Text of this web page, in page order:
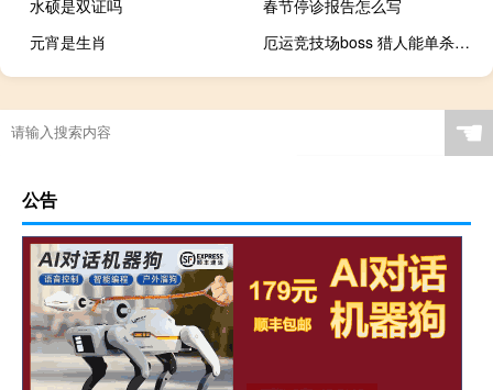
水硕是双证吗
春节停诊报告怎么写
元宵是生肖
厄运竞技场boss 猎人能单杀吗（厄运竞技场boss掉落）
☚
公告